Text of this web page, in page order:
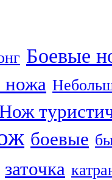
Боевые
ножа
Нож
боевые
заточка